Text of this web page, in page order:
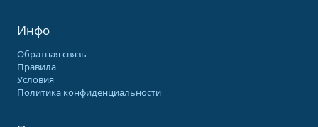
Инфо
Обратная связь
Правила
Условия
Политика конфиденциальности